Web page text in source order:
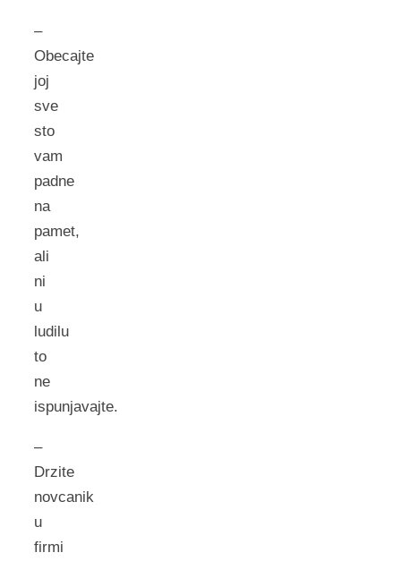
–
Obecajte
joj
sve
sto
vam
padne
na
pamet,
ali
ni
u
ludilu
to
ne
ispunjavajte.
–
Drzite
novcanik
u
firmi